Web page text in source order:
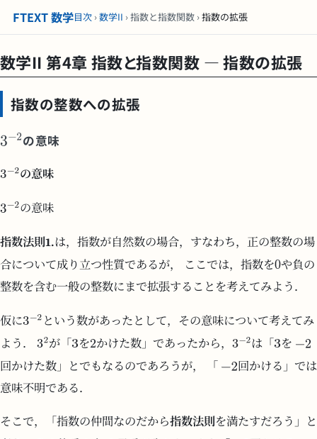
FTEXT 数学目次›数学II › 指数と指数関数 ›指数の拡張
数学II 第4章 指数と指数関数 — 指数の拡張
指数の整数への拡張
の意味
の意味
の意味
指数法則1.は，指数が自然数の場合，すなわち，正の整数の場
合について成り立つ性質であるが， ここでは，指数を
や負の
整数を含む一般の整数にまで拡張することを考えてみよう．
仮に
という数があったとして，その意味について考えてみ
よう．
が「 を かけた数」であったから， は「
を
回かけた数」とでもなるのであろうが， 「
回かける」では
意味不明である．
そこで，「指数の仲間なのだから指数法則を満たすだろう」と